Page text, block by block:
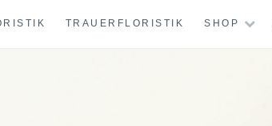
TRAUERFLORISTIK SHOP